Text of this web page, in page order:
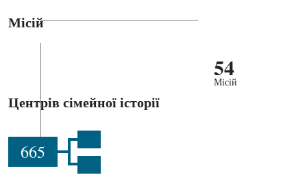
Місій
54
Місій
Центрів сімейної історії
665